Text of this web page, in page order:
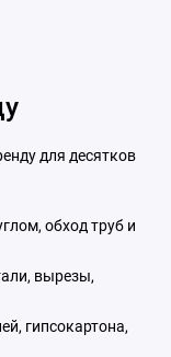
для десятков
обход труб и
вырезы,
гипсокартона,